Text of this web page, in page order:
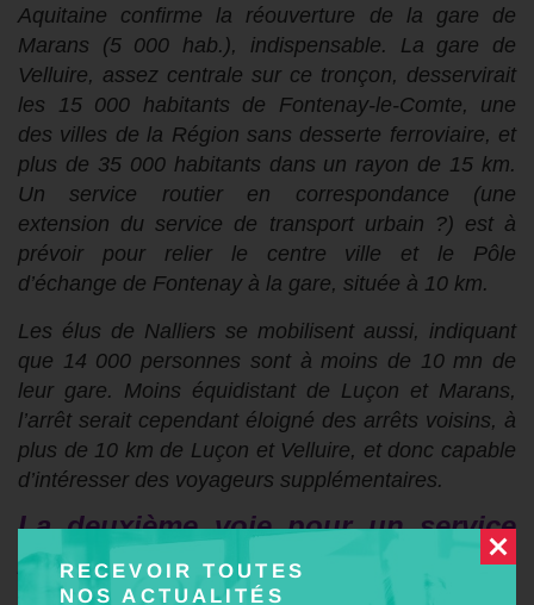
RECEVOIR TOUTES
NOS ACTUALITÉS
Aquitaine confirme la réouverture de la gare de
Marans (5 000 hab.), indispensable. La gare de
Velluire, assez centrale sur ce tronçon, desservirait
les 15 000 habitants de Fontenay-le-Comte, une
des villes de la Région sans desserte ferroviaire, et
plus de 35 000 habitants dans un rayon de 15 km.
Un service routier en correspondance (une
extension du service de transport urbain ?) est à
prévoir pour relier le centre ville etle Pôle
d’échange de Fontenay à la gare, située à 10 km.
Les élus de Nalliers se mobilisent aussi, indiquant
que 14 000 personnes sont à moins de 10 mn de
leur gare. Moins équidistant de Luçon et Marans,
l’arrêt serait cependant éloigné des arrêts voisins, à
plus de 10 km de Luçon et Velluire, et donc capable
d’intéresser des voyageurs supplémentaires.
La deuxième voie pour un service
proche, fréquentet plus fiable